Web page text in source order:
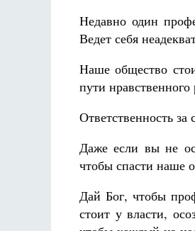
Недавно один
Ведет себя
Наше общество
пути
Ответственность
Даже если вы не
чтобы спасти наше
Дай Бог, чтобы
стоит у власти,